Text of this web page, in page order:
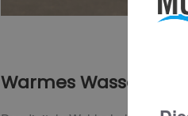
Warmes Wasser